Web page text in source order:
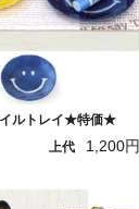
イルトレイ★特価★
上代
1,200円